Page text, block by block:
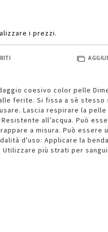
i prezzi.
coesivo color pelle
ferite. Si fissa a sè
Lascia respirare la
all’acqua. Può
a misura. Può
d'uso: Applicare la
più strati per